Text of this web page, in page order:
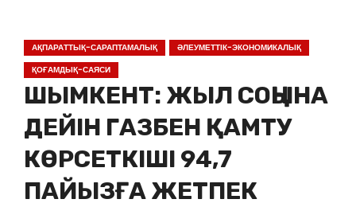
АҚПАРАТТЫҚ-САРАПТАМАЛЫҚ
ӘЛЕУМЕТТІК-ЭКОНОМИКАЛЫҚ
ҚОҒАМДЫҚ-САЯСИ
ШЫМКЕНТ: ЖЫЛ СОҢЫНА
ДЕЙІН ГАЗБЕН ҚАМТУ
КӨРСЕТКІШІ 94,7
ПАЙЫЗҒА ЖЕТПЕК